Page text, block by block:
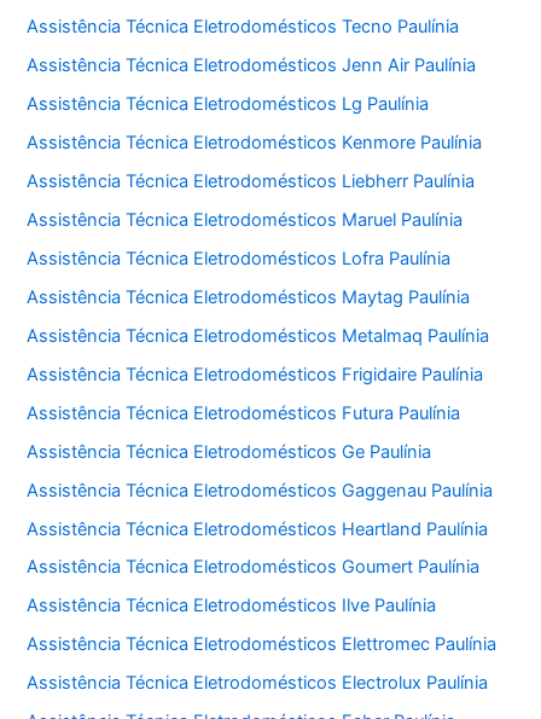
Assistência Técnica Eletrodomésticos Tecno Paulínia
Assistência Técnica Eletrodomésticos Jenn Air Paulínia
Assistência Técnica Eletrodomésticos Lg Paulínia
Assistência Técnica Eletrodomésticos Kenmore Paulínia
Assistência Técnica Eletrodomésticos Liebherr Paulínia
Assistência Técnica Eletrodomésticos Maruel Paulínia
Assistência Técnica Eletrodomésticos Lofra Paulínia
Assistência Técnica Eletrodomésticos Maytag Paulínia
Assistência Técnica Eletrodomésticos Metalmaq Paulínia
Assistência Técnica Eletrodomésticos Frigidaire Paulínia
Assistência Técnica Eletrodomésticos Futura Paulínia
Assistência Técnica Eletrodomésticos Ge Paulínia
Assistência Técnica Eletrodomésticos Gaggenau Paulínia
Assistência Técnica Eletrodomésticos Heartland Paulínia
Assistência Técnica Eletrodomésticos Goumert Paulínia
Assistência Técnica Eletrodomésticos Ilve Paulínia
Assistência Técnica Eletrodomésticos Elettromec Paulínia
Assistência Técnica Eletrodomésticos Electrolux Paulínia